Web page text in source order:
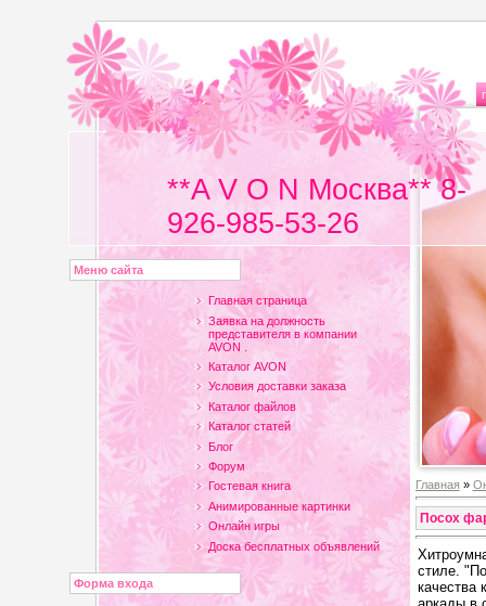
**A V O N Москва** 8-
926-985-53-26
Меню сайта
Главная страница
Заявка на должность
представителя в компании
AVON .
Каталог AVON
Условия доставки заказа
Каталог файлов
Каталог статей
Блог
Форум
Гостевая книга
Анимированные картинки
Онлайн игры
Доска бесплатных объявлений
Форма входа
Главная»
Посох
стиле.
качества